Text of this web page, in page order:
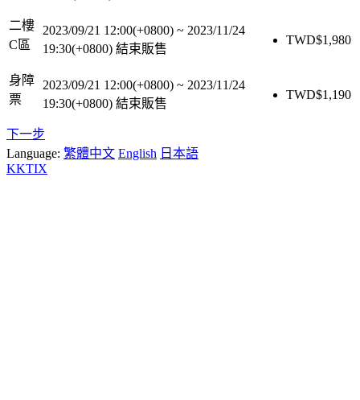
二樓
C區
2023/09/21 12:00(+0800) ~ 2023/11/24
19:30(+0800) 結束販售
TWD$1,980
身障
票
2023/09/21 12:00(+0800) ~ 2023/11/24
19:30(+0800) 結束販售
TWD$1,190
下一步
Language: 繁體中文 English 日本語
KKTIX